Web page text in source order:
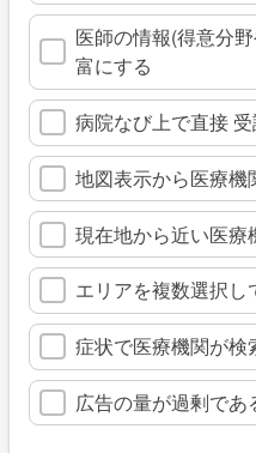
医師の情報(得意分
富にする
病院なび上で直接
地図表示から医療機
現在地から近い医療
エリアを複数選択し
症状で医療機関が検
広告の量が過剰であ